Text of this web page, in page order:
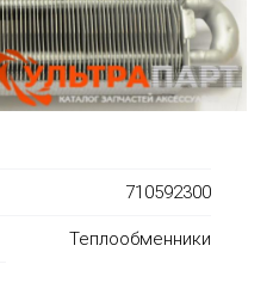
710592300
Теплообменники